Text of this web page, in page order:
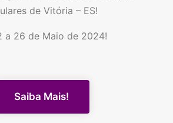
de Vitória – ES!
a 26 de Maio de 2024!
Saiba Mais!